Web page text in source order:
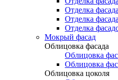
Отделка
Отделка
Отделка
Мокрый фасад
Облицовка фасада
Облицовка
Облицовка
Облицовка цоколя